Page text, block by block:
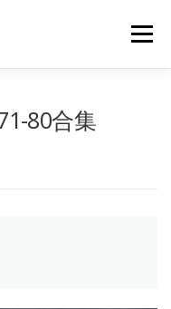
Menu
80合集